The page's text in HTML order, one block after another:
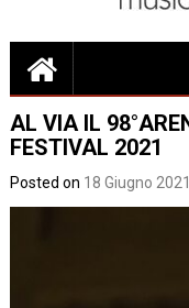
AL VIA IL
FESTIVAL 2021
Posted on 18 Giugno 2021